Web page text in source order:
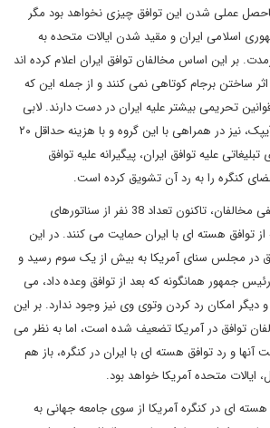
عملی شدن این توافق چیزی نخواهد بود مگر
اسلامی ایران و مقید شدن ایالات متحده به
بر این اساس مخالفان توافق ایران اعلام کرده اند
ساختن برجام کوتاهی نمی کنند و از جمله این که
تحریمی بیشتر علیه ایران در دست دارند. لابی
بانفوذ اسرائیل در آمریکا، آیپک، نیز در همراهی با این گروه و با هزینه حداقل ۲۰
علیه توافق ایران، پیگیرانه علیه توافق
کنگره را به رد آن تشویق کرده است.
البته در مقابل این موج منفی مخالفان، تاکنون تعداد 38 نفر از سناتورهای
از توافق هسته ای با ایران حمایت می کنند. در این
در مجلس سنای آمریکا به بیش از یک سوم رسید و
جمهور همانگونه که بعد از توافق وعده داد، می
و دیگر امکان رد کردن وتوی وی نیز وجود ندارد. بر این
توافق در آمریکا تضعیف شده است، اما به نظر می
و رد توافق هسته ای با ایران در کنگره، باز هم
ایالات متحده آمریکا خواهد بود.
ای در کنگره آمریکا از سوی جامعه جهانی به